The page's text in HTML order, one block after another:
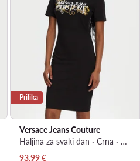
Prilika
Versace Jeans Couture
Haljina za svaki dan · Crna · Mini
Trenutna cijena
93,99€